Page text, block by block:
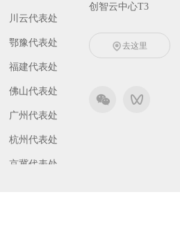
川云代表处
鄂豫代表处
福建代表处
佛山代表处
广州代表处
杭州代表处
京冀代表处
创智云中心T3
去这里